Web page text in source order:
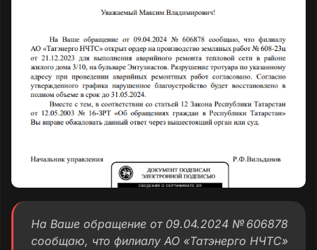
На Ваше обращение от 09.04.2024 № 606878
сообщаю, что филиалу АО «Татэнерго НЧТС»